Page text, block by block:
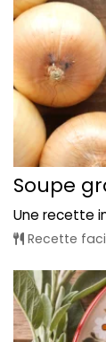
Soupe
Une recette
Recette